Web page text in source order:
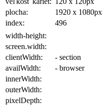
plocha: 1920 x 1080px
index:
496
width-height:
screen.width:
clientWidth:
- section
availWidth:
- browser
innerWidth:
outerWidth:
pixelDepth: